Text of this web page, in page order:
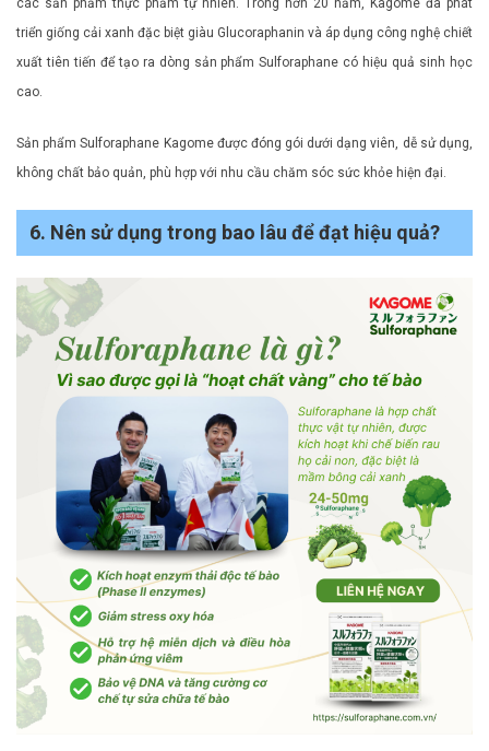
các sản phẩm thực phẩm tự nhiên. Trong hơn 20 năm, Kagome đã phát
triển giống cải xanh đặc biệt giàu Glucoraphanin và áp dụng công nghệ chiết
xuất tiên tiến để tạo ra dòng sản phẩm Sulforaphane có hiệu quả sinh học
cao.
Sản phẩm Sulforaphane Kagome được đóng gói dưới dạng viên, dễ sử dụng,
không chất bảo quản, phù hợp với nhu cầu chăm sóc sức khỏe hiện đại.
6. Nên sử dụng trong bao lâu để đạt hiệu quả?